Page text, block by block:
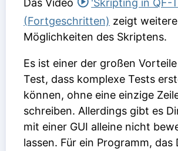
Das Video
'Skripting in QF-
(Fortgeschritten) zeigt weitere
Möglichkeiten des Skriptens.
Es ist einer der großen
Test, dass komplexe Tests
können, ohne eine einzige
schreiben. Allerdings gibt es
mit einer GUI alleine nicht
lassen. Für ein Programm, das